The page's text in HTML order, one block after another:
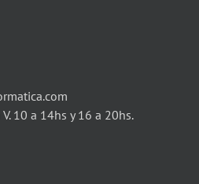
10 a 14hs y 16 a 20hs.